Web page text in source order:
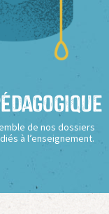
de nos dossiers
à l’enseignement.